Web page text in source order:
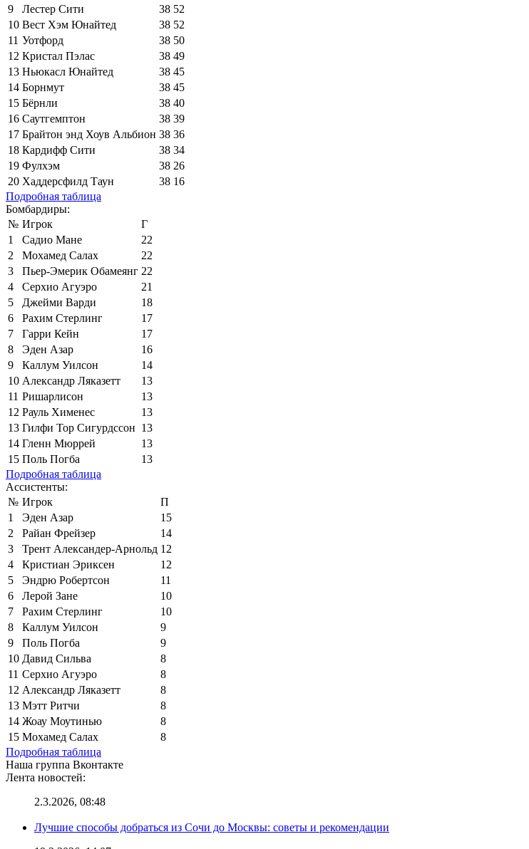
9
Лестер Сити 38 52
10 Вест Хэм Юнайтед 38 52
11 Уотфорд 38 50
12 Кристал Пэлас 38 49
13 Ньюкасл Юнайтед 38 45
14 Борнмут 38 45
15 Бёрнли 38 40
16 Саутгемптон 38 39
17 Брайтон энд Хоув Альбион 38 36
18 Кардифф Сити 38 34
19 Фулхэм 38 26
20 Хаддерсфилд Таун 38 16
Подробная таблица
Бомбардиры:
№ Игрок
Г
1
Садио Мане
22
2
Мохамед Салах
22
3
Пьер-Эмерик Обамеянг 22
4
Серхио Агуэро
21
5
Джейми Варди
18
6
Рахим Стерлинг
17
7
Гарри Кейн
17
8
Эден Азар
16
9
Каллум Уилсон
14
10 Александр Ляказетт
13
11 Ришарлисон
13
12 Рауль Хименес
13
13 Гилфи Тор Сигурдссон 13
14 Гленн Мюррей
13
15 Поль Погба
13
Подробная таблица
Ассистенты:
№ Игрок
П
1
Эден Азар
15
2
Райан Фрейзер
14
3
Трент Александер-Арнольд 12
4
Кристиан Эриксен
12
5
Эндрю Робертсон
11
6
Лерой Зане
10
7
Рахим Стерлинг
10
8
Каллум Уилсон
9
9
Поль Погба
9
10 Давид Сильва
8
11 Серхио Агуэро
8
12 Александр Ляказетт
8
13 Мэтт Ритчи
8
14 Жоау Моутинью
8
15 Мохамед Салах
8
Подробная таблица
Наша группа Вконтакте
Лента новостей:
2.3.2026, 08:48
Лучшие способы добраться из Сочи до Москвы: советы и рекомендации